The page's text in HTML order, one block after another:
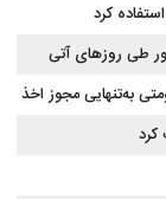
کرد
طی روزهای آتی
به‌تنهایی مجوز اخذ